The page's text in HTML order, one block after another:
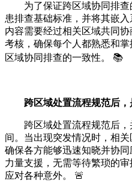
为了保证跨区域协同排
患排查基础标准，并将其嵌
内容需要经过相关区域共同
考核，确保每个人都熟悉和
区域协同排查的一致性。 📚
跨区域处置流程规范后
跨区域处置流程规范后
间。当出现突发情况时，相
确保各方能够迅速知晓并协
力量支援，无需等待繁琐的
应对各种意外。 🚨